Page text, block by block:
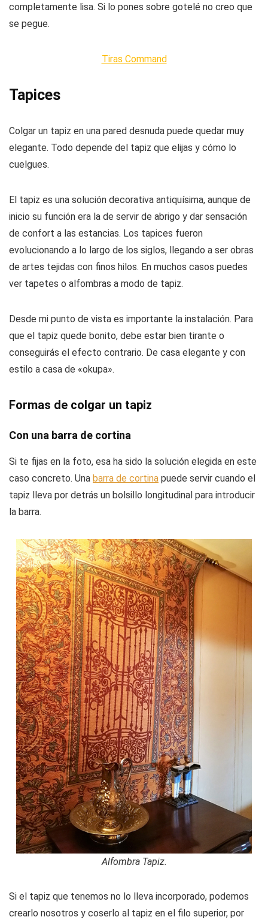
completamente lisa. Si lo pones sobre gotelé no creo que
se pegue.
Tiras Command
Tapices
Colgar un tapiz en una pared desnuda puede quedar muy
elegante. Todo depende del tapiz que elijas y cómo lo
cuelgues.
El tapiz es una solución decorativa antiquísima, aunque de
inicio su función era la de servir de abrigo y dar sensación
de confort a las estancias. Los tapices fueron
evolucionando a lo largo de los siglos, llegando a ser obras
de artes tejidas con finos hilos. En muchos casos puedes
ver tapetes o alfombras a modo de tapiz.
Desde mi punto de vista es importante la instalación. Para
que el tapiz quede bonito, debe estar bien tirante o
conseguirás el efecto contrario. De casa elegante y con
estilo a casa de «okupa».
Formas de colgar un tapiz
Con una barra de cortina
Si te fijas en la foto, esa ha sido la solución elegida en este
caso concreto. Una barra de cortina puede servir cuando el
tapiz lleva por detrás un bolsillo longitudinal para introducir
la barra.
Alfombra Tapiz.
Si el tapiz que tenemos no lo lleva incorporado, podemos
crearlo nosotros y coserlo al tapiz en el filo superior, por